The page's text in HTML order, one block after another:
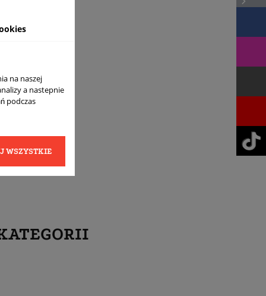
na naszej
a nastepnie
podczas
WSZYSTKIE